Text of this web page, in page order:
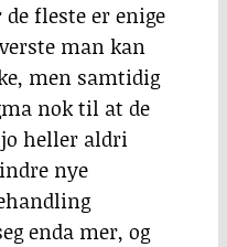
fleste er enige
man kan
men samtidig
nok til at de
heller aldri
nye
enda mer, og